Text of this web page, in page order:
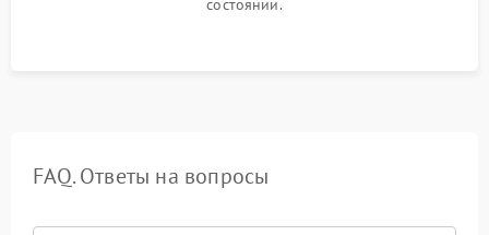
FAQ. Ответы на вопросы